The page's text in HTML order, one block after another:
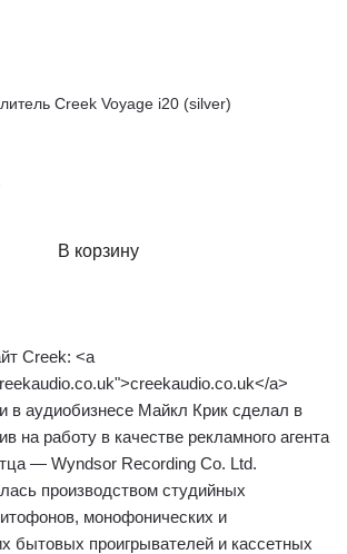
Creek Voyage i20 (silver)
В корзину
Creek: <a
a>
в аудиобизнесе Майкл Крик сделал в
на работу в качестве рекламного агента
— Wyndsor Recording Co. Ltd.
производством студийных
монофонических и
бытовых проигрывателей и кассетных